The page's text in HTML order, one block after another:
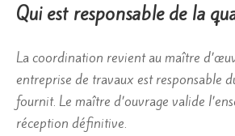
Qui est responsable de la
La coordination revient au maître
entreprise de travaux est responsable
fournit. Le maître d’ouvrage valide
réception définitive.